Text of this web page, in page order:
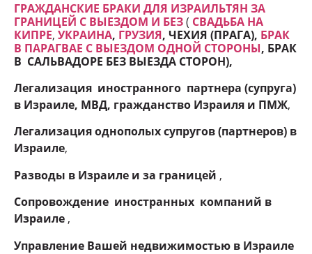
ГРАЖДАНСКИЕ БРАКИ ДЛЯ ИЗРАИЛЬТЯН ЗА
ГРАНИЦЕЙ С ВЫЕЗДОМ И БЕЗ( СВАДЬБА НА
КИПРЕ, УКРАИНА, ГРУЗИЯ, ЧЕХИЯ (ПРАГА), БРАК
В ПАРАГВАЕ С ВЫЕЗДОМ ОДНОЙ СТОРОНЫ, БРАК
В САЛЬВАДОРЕ БЕЗ ВЫЕЗДА СТОРОН),
Легализация иностранного партнера (супруга)
в Израиле, МВД, гражданство Израиля и ПМЖ,
Легализация однополых супругов (партнеров) в
Израиле,
Разводы в Израиле и за границей ,
Сопровождение иностранных компаний в
Израиле ,
Управление Вашей недвижимостью в Израиле